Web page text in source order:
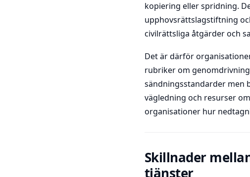
kopiering eller spridning.
upphovsrättslagstiftning
civilrättsliga åtgärder och
Det är därför
rubriker om
sändningsstandarder men
vägledning och resurser
organisationer hur
Skillnader
tjänster